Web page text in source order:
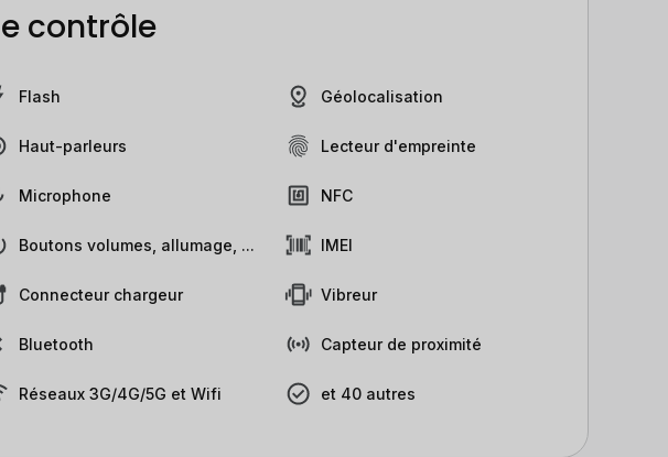
contrôle
Flash
Haut-parleurs
Microphone
Boutons volumes, allumage, ...
Connecteur chargeur
Bluetooth
Réseaux 3G/4G/5G et Wifi
Géolocalisation
Lecteur d'empreinte
NFC
IMEI
Vibreur
Capteur de proximité
et 40 autres